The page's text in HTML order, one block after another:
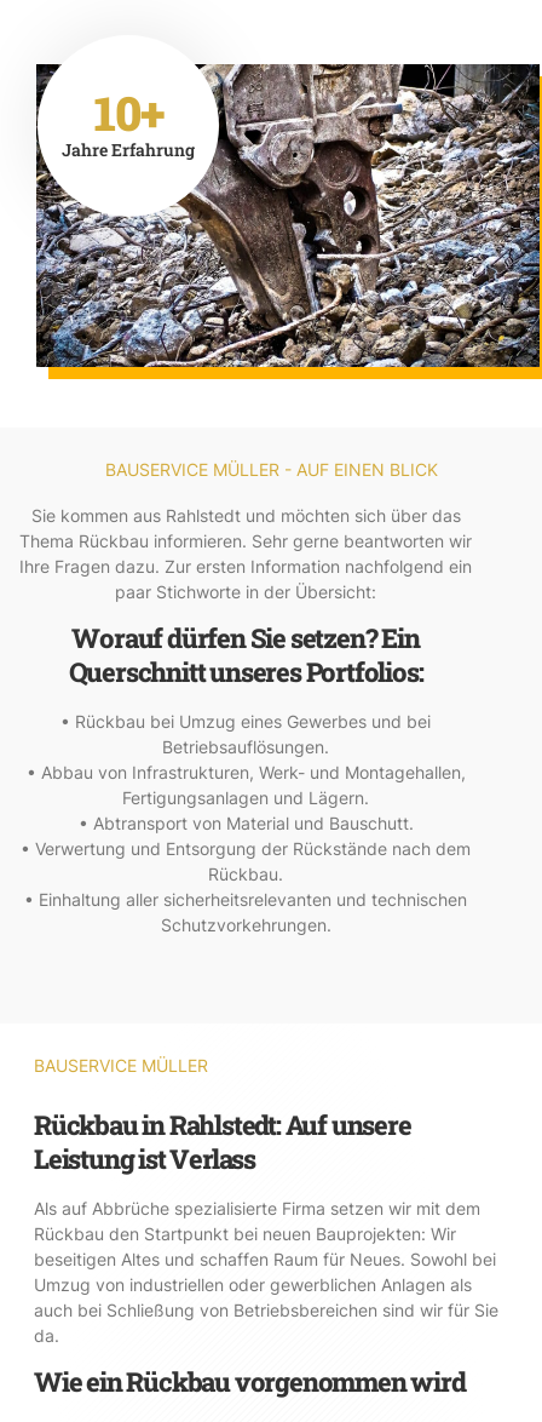
10+
Jahre Erfahrung
BAUSERVICE MÜLLER - AUF EINEN BLICK
Sie kommen aus Rahlstedt und möchten sich über das
Thema Rückbau informieren. Sehr gerne beantworten wir
Ihre Fragen dazu. Zur ersten Information nachfolgend ein
paar Stichworte in der Übersicht:
Worauf dürfen Sie setzen? Ein
Querschnitt unseres Portfolios:
• Rückbau bei Umzug eines Gewerbes und bei
Betriebsauflösungen.
• Abbau von Infrastrukturen, Werk- und Montagehallen,
Fertigungsanlagen und Lägern.
• Abtransport von Material und Bauschutt.
• Verwertung und Entsorgung der Rückstände nach dem
Rückbau.
• Einhaltung aller sicherheitsrelevanten und technischen
Schutzvorkehrungen.
BAUSERVICE MÜLLER
Rückbau in Rahlstedt: Auf unsere
Leistung ist Verlass
Als auf Abbrüche spezialisierte Firma setzen wir mit dem
Rückbau den Startpunkt bei neuen Bauprojekten: Wir
beseitigen Altes und schaffen Raum für Neues. Sowohl bei
Umzug von industriellen oder gewerblichen Anlagen als
auch bei Schließung von Betriebsbereichen sind wir für Sie
da.
Wie ein Rückbau vorgenommen wird